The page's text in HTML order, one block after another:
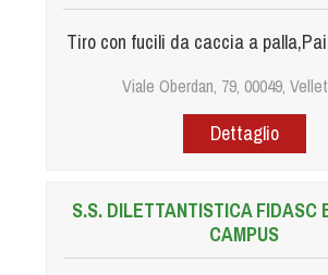
Tiro con fucili da caccia a
Viale Oberdan, 79, 00049,
Dettaglio
S.S. DILETTANTISTICA FIDASC
CAMPUS